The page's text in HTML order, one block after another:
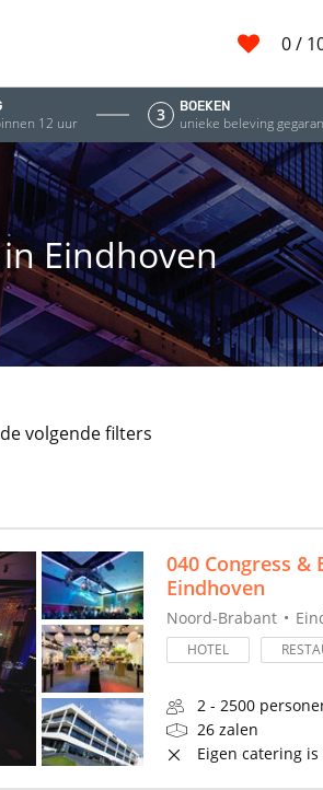
0/
12 uur 3 BOEKEN
unieke beleving
Eindhoven
volgende filters
040 Congress &
Eindhoven
Noord-Brabant
HOTEL
2 - 2500
26 zalen
Eigen catering